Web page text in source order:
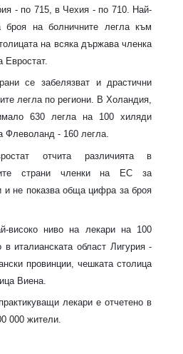
- по 715, в Чехия - по 710. Най-
броя на болничните легла към
на всяка държава членка
Евростат.
се забелязват и драстични
легла по региони. В Холандия,
630 легла на 100 хиляди
Флеволанд - 160 легла.
отчита различията в
страни членки на ЕС за
и не показва обща цифра за броя
високо ниво на лекари на 100
италианската област Лигурия -
провинции, чешката столица
Виена.
лекари е отчетено в
000 жители.